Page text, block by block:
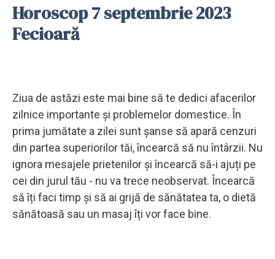
Horoscop 7 septembrie 2023
Fecioară
Ziua de astăzi este mai bine să te dedici afacerilor
zilnice importante și problemelor domestice. În
prima jumătate a zilei sunt șanse să apară cenzuri
din partea superiorilor tăi, încearcă să nu întârzii. Nu
ignora mesajele prietenilor și încearcă să-i ajuți pe
cei din jurul tău - nu va trece neobservat. Încearcă
să îți faci timp și să ai grijă de sănătatea ta, o dietă
sănătoasă sau un masaj îți vor face bine.